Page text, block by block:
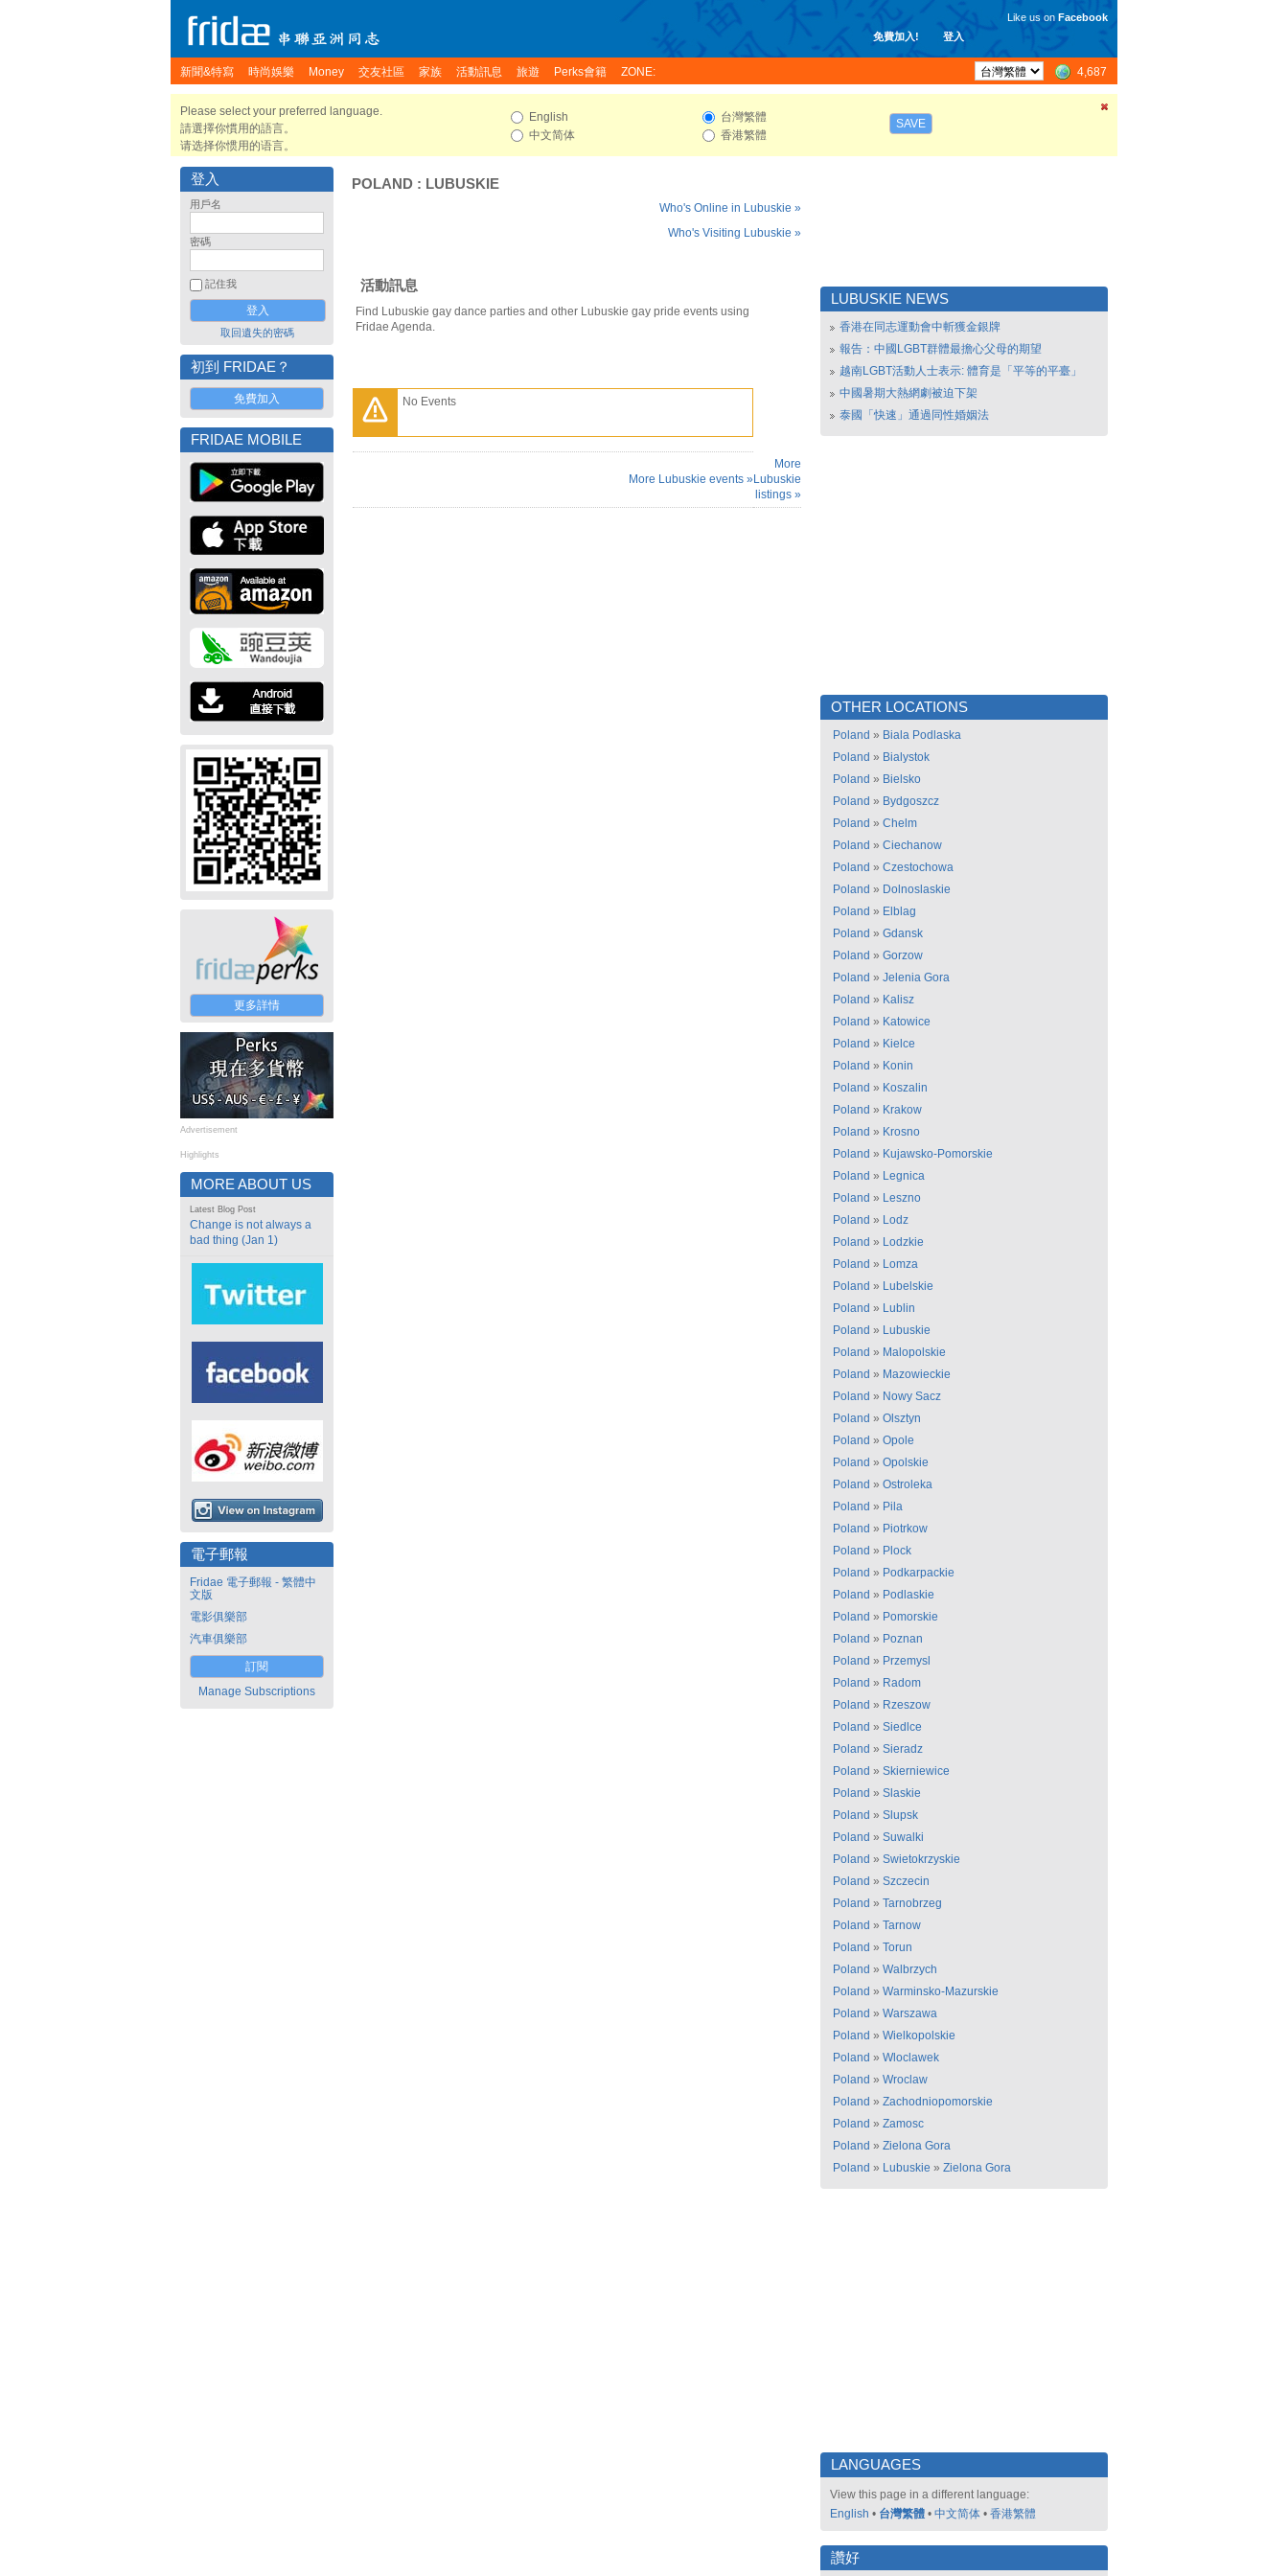
免費加入! 登入
Like us on Facebook
新聞&特寫 時尚娛樂 Money 交友社區 家族 活動訊息 旅遊 Perks會籍 ZONE: 4,687
Please select your preferred language.
請選擇你慣用的語言。
请选择你惯用的语言。
English
中文简体
台灣繁體
香港繁體
SAVE
登入
用戶名
密碼
記住我
取回遺失的密碼
初到 FRIDAE？
免費加入
FRIDAE MOBILE
更多詳情
Advertisement
Highlights
MORE ABOUT US
Latest Blog Post
Change is not always a
bad thing (Jan 1)
電子郵報
Fridae 電子郵報 - 繁體中
文版
電影俱樂部
汽車俱樂部
訂閱
Manage Subscriptions
POLAND : LUBUSKIE
Who's Online in Lubuskie »
Who's Visiting Lubuskie »
活動訊息
Find Lubuskie gay dance parties and other Lubuskie gay pride events using
Fridae Agenda.
No Events
More Lubuskie events »
More
Lubuskie
listings »
LUBUSKIE NEWS
香港在同志運動會中斬獲金銀牌
報告：中國LGBT群體最擔心父母的期望
越南LGBT活動人士表示: 體育是「平等的平臺」
中國暑期大熱網劇被迫下架
泰國「快速」通過同性婚姻法
OTHER LOCATIONS
Poland » Biala Podlaska
Poland » Bialystok
Poland » Bielsko
Poland » Bydgoszcz
Poland » Chelm
Poland » Ciechanow
Poland » Czestochowa
Poland » Dolnoslaskie
Poland » Elblag
Poland » Gdansk
Poland » Gorzow
Poland » Jelenia Gora
Poland » Kalisz
Poland » Katowice
Poland » Kielce
Poland » Konin
Poland » Koszalin
Poland » Krakow
Poland » Krosno
Poland » Kujawsko-Pomorskie
Poland » Legnica
Poland » Leszno
Poland » Lodz
Poland » Lodzkie
Poland » Lomza
Poland » Lubelskie
Poland » Lublin
Poland » Lubuskie
Poland » Malopolskie
Poland » Mazowieckie
Poland » Nowy Sacz
Poland » Olsztyn
Poland » Opole
Poland » Opolskie
Poland » Ostroleka
Poland » Pila
Poland » Piotrkow
Poland » Plock
Poland » Podkarpackie
Poland » Podlaskie
Poland » Pomorskie
Poland » Poznan
Poland » Przemysl
Poland » Radom
Poland » Rzeszow
Poland » Siedlce
Poland » Sieradz
Poland » Skierniewice
Poland » Slaskie
Poland » Slupsk
Poland » Suwalki
Poland » Swietokrzyskie
Poland » Szczecin
Poland » Tarnobrzeg
Poland » Tarnow
Poland » Torun
Poland » Walbrzych
Poland » Warminsko-Mazurskie
Poland » Warszawa
Poland » Wielkopolskie
Poland » Wloclawek
Poland » Wroclaw
Poland » Zachodniopomorskie
Poland » Zamosc
Poland » Zielona Gora
Poland » Lubuskie » Zielona Gora
LANGUAGES
View this page in a different language:
English • 台灣繁體 • 中文简体 • 香港繁體
讚好